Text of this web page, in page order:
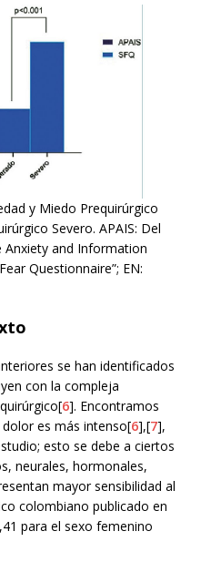
y Miedo Prequirúrgico
Severo. APAIS: Del
Anxiety and Information
Questionnaire”; EN:
se han identificados
con la compleja
6]. Encontramos
es más intenso[6],[7],
esto se debe a ciertos
neurales, hormonales,
mayor sensibilidad al
colombiano publicado en
para el sexo femenino